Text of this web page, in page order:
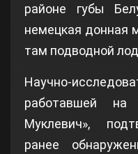
районе губы
немецкая донная
там подводной
Научно-
работавшей
Муклевич»,
ранее